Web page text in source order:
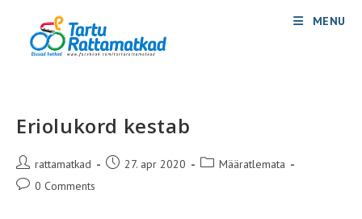
content
MENU
Eriolukord kestab
Post
author:
rattamatkad
Post 27. apr 2020
PostMääratlemata
Post0 Comments